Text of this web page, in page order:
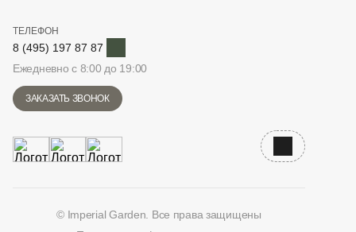
ТЕЛЕФОН
8 (495) 197 87 87
Ежедневно с 8:00 до 19:00
ЗАКАЗАТЬ ЗВОНОК
Наверх
© Imperial Garden. Все права защищены